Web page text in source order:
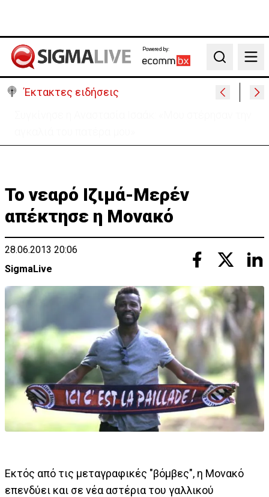
Powered by:
Search
Έκτακτες ειδήσεις
Το νεαρό Ιζιμά-Μερέν
απέκτησε η Μονακό
28.06.2013 20:06
SigmaLive
Εκτός από τις μεταγραφικές "βόμβες", η Μονακό
επενδύει και σε νέα αστέρια του γαλλικού